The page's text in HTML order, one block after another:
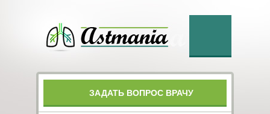
ЗАДАТЬ ВОПРОС ВРАЧУ